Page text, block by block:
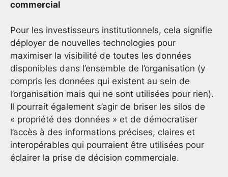
commercial
Pour les investisseurs institutionnels, cela signifie
déployer de nouvelles technologies pour
maximiser la visibilité de toutes les données
disponibles dans l’ensemble de l’organisation (y
compris les données qui existent au sein de
l’organisation mais qui ne sont utilisées pour rien).
Il pourrait également s’agir de briser les silos de
« propriété des données » et de démocratiser
l’accès à des informations précises, claires et
interopérables qui pourraient être utilisées pour
éclairer la prise de décision commerciale.